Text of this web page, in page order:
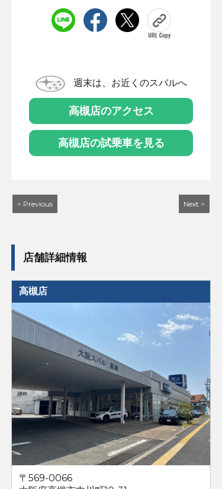
週末は、お近くのスバルへ
高槻店のアクセス
高槻店の試乗車を見る
< Previous Next >
店舗詳細情報
高槻店
〒569-0066